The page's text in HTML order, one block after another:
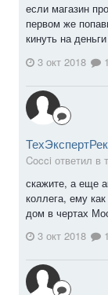
если магазин
первом же
кинуть на деньги
3 окт 2018
Cocci ответил в
скажите, а еще
коллега, ему
дом в чертах
3 окт 2018